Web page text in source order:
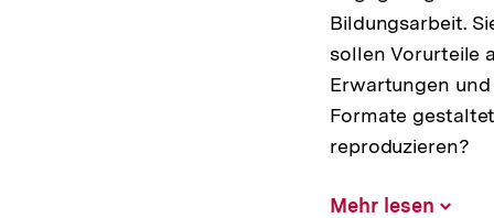
Bildungsarbeit.
sollen Vorurteile
Erwartungen
Formate
reproduzieren?
Mehr lesen